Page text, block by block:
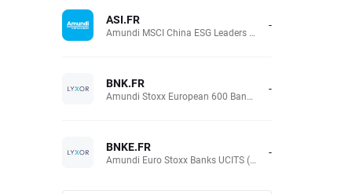
ASI.FR
Amundi MSCI China ESG Leaders Extra (DR) UCITS (Acc EUR) -
BNK.FR
Amundi Stoxx European 600 Banks UCITS(Acc EUR) -
BNKE.FR
Amundi Euro Stoxx Banks UCITS (Acc EUR) -